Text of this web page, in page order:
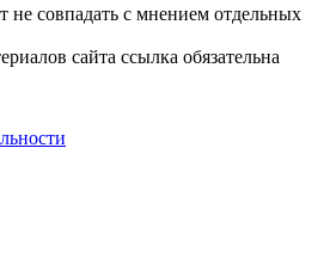
совпадать с мнением отдельных
сайта ссылка обязательна